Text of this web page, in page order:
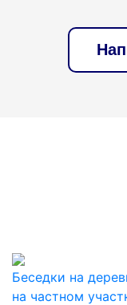
Беседки на
на частном